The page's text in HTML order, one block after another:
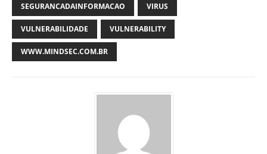
SEGURANCADAINFORMACAO VIRUS
VULNERABILIDADE VULNERABILITY
WWW.MINDSEC.COM.BR